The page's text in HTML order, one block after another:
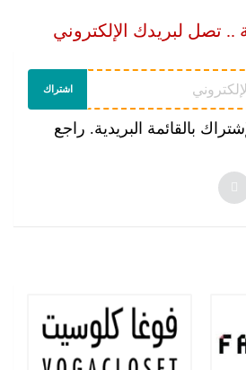
تصل لبريدك الإلكتروني
اشتراك
بالقائمة البريدية. راجع